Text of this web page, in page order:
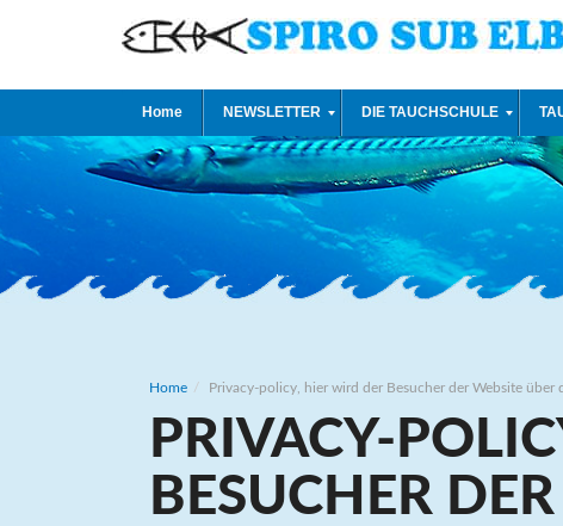
Home NEWSLETTER DIE TAUCHSCHULE
Home Privacy-policy, hier wird der Besucher der Website
PRIVACY-
BESUCHER